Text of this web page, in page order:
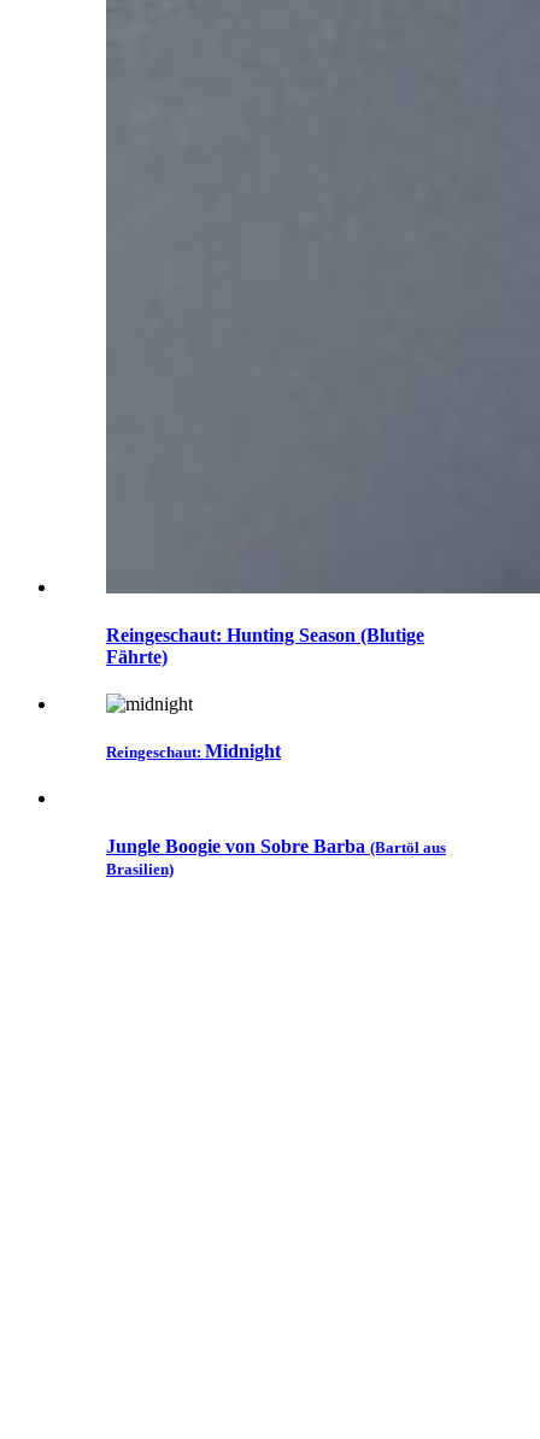
Reingeschaut: Hunting Season (Blutige
Fährte)
Reingeschaut: Midnight
Jungle Boogie von Sobre Barba (Bartöl aus
Brasilien)